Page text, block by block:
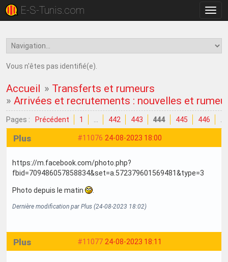
la
E-S-Tunis.com
Vous n'êtes pas identifié(e).
Accueil » Transferts et rumeurs
» Arrivées et recrutements : nouvelles et
Pages : Précédent 1 442 443 444 445 446
#11076 24-08-2023 18:00
Plus
https://m.facebook.com/photo.php?
fbid=709486057858834&set=a.572379601569481&type=3
Photo depuis le matin .
Dernière modification par Plus (24-08-2023 18:02)
#11077 24-08-2023 18:11
Plus